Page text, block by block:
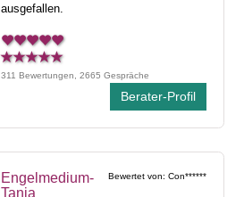
ausgefallen.
311 Bewertungen, 2665 Gespräche
Berater-Profil
Bewertet von: Con******
Engelmedium-
Tanja